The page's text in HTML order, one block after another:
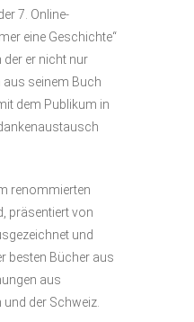
7. Online-
eine Geschichte“
der er nicht nur
aus seinem Buch
dem Publikum in
renommierten
präsentiert von
und
besten Bücher aus
aus
der Schweiz.